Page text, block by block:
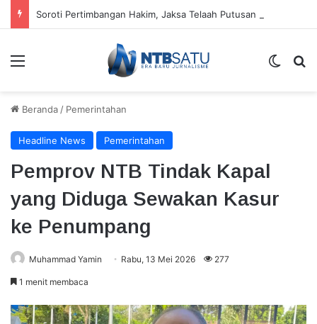
Menu
Beranda / Pemerintahan
Headline News Pemerintahan
Pemprov NTB Tindak Kapal
yang Diduga Sewakan Kasur
ke Penumpang
Muhammad Yamin Rabu, 13 Mei 2026 277
1 menit membaca